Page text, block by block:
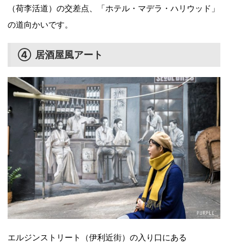
（荷李活道）の交差点、「ホテル・マデラ・ハリウッド」
の道向かいです。
④ 居酒屋風アート
エルジンストリート（伊利近街）の入り口にある